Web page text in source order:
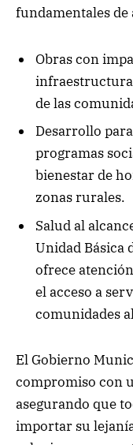
fundamentales de
Obras con
infraestructura
de las
Desarrollo
programas
bienestar de
zonas rurales.
Salud al
Unidad Básica
ofrece
el acceso a
comunidades
El Gobierno
compromiso con
asegurando que
importar su